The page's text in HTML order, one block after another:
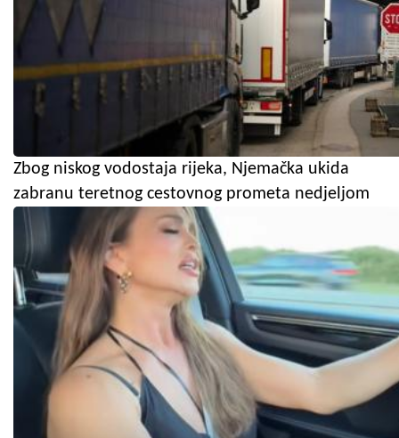
Zbog niskog vodostaja rijeka, Njemačka ukida
zabranu teretnog cestovnog prometa nedjeljom